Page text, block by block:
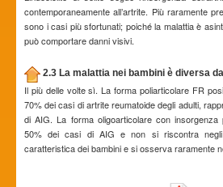
contemporaneamente all’artrite. Più raramente
sono i casi più sfortunati; poiché la malattia è
può comportare danni visivi.
2.3 La malattia nei bambini è diversa
Il più delle volte sì. La forma poliarticolare FR
70% dei casi di artrite reumatoide degli adulti,
di AIG. La forma oligoarticolare con
50% dei casi di AIG e non si riscontra negli
caratteristica dei bambini e si osserva raramente